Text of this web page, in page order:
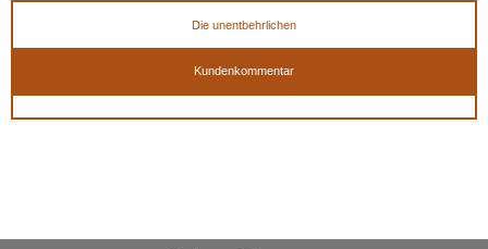
Die unentbehrlichen
Kundenkommentar